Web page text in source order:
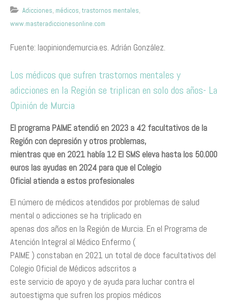
Adicciones, médicos, trastornos mentales,
www.masteradiccionesonline.com
Fuente: laopiniondemurcia.es. Adrián González.
Los médicos que sufren trastornos mentales y
adicciones en la Región se triplican en solo dos años- La
Opinión de Murcia
El programa PAIME atendió en 2023 a 42 facultativos de la
Región con depresión y otros problemas,
mientras que en 2021 había 12 El SMS eleva hasta los 50.000
euros las ayudas en 2024 para que el Colegio
Oficial atienda a estos profesionales
El número de médicos atendidos por problemas de salud
mental o adicciones se ha triplicado en
apenas dos años en la Región de Murcia. En el Programa de
Atención Integral al Médico Enfermo (
PAIME ) constaban en 2021 un total de doce facultativos del
Colegio Oficial de Médicos adscritos a
este servicio de apoyo y de ayuda para luchar contra el
autoestigma que sufren los propios médicos